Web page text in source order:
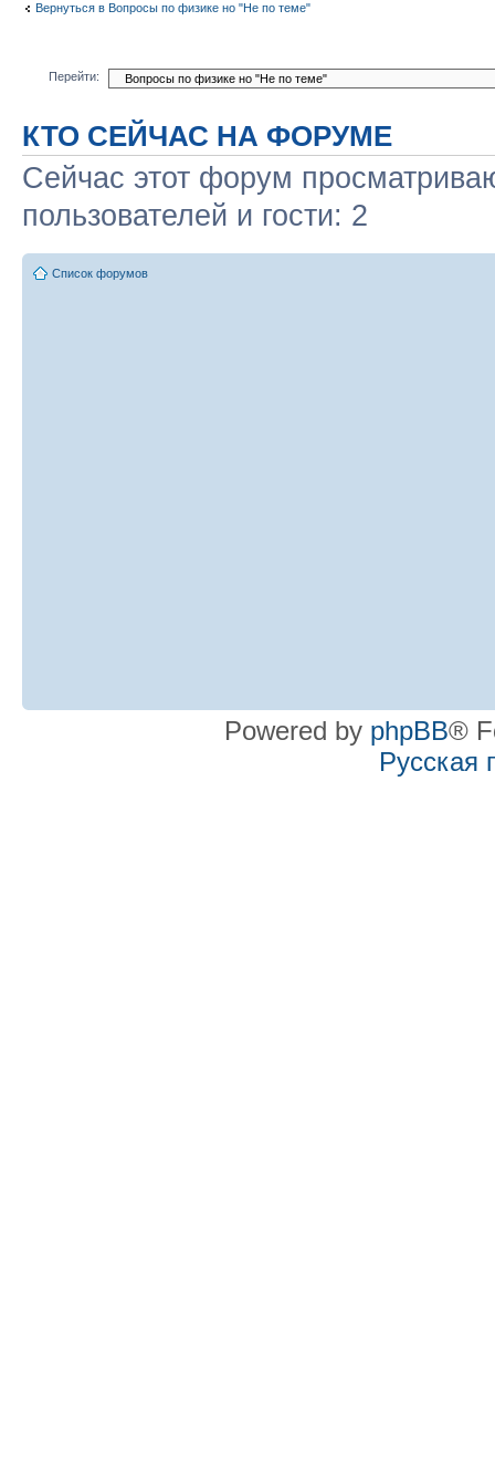
Вернуться в Вопросы по физике но "Не по теме"
Перейти:
КТО СЕЙЧАС НА ФОРУМЕ
Сейчас этот форум
пользователей и гости: 2
Список форумов
Powered by phpBB®
Русская